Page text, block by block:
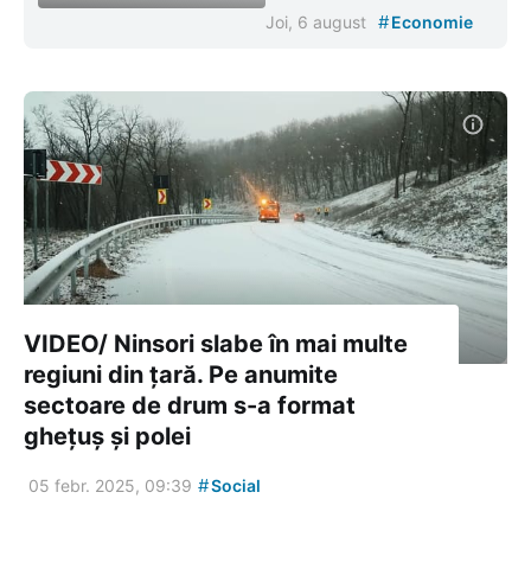
Joi, 6 august #Economie
VIDEO/ Ninsori slabe în mai multe
regiuni din țară. Pe anumite
sectoare de drum s-a format
ghețuș și polei
05 febr. 2025, 09:39 #Social